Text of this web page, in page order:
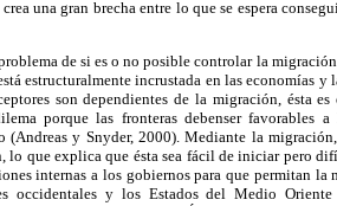
una gran brecha entre lo que se espera
de si es o no posible controlar la
estructuralmente incrustada en las economías
son dependientes de la migración, ésta
porque las fronteras debenser favorables
y Snyder, 2000). Mediante la
que explica que ésta sea fácil de iniciar pero
internas a los gobiernos para que permitan
occidentales y los Estados del Medio